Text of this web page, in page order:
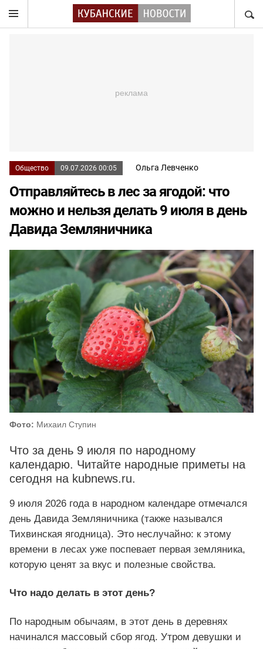
Общество 09.07.2026 00:05 Ольга Левченко
Отправляйтесь в лес за ягодой: что
можно и нельзя делать 9 июля в день
Давида Земляничника
Фото: Михаил Ступин
Что за день 9 июля по народному
календарю. Читайте народные приметы на
сегодня на kubnews.ru.
9 июля 2026 года в народном календаре отмечался
день Давида Земляничника (также назывался
Тихвинская ягодница). Это неслучайно: к этому
времени в лесах уже поспевает первая земляника,
которую ценят за вкус и полезные свойства.
Что надо делать в этот день?
По народным обычаям, в этот день в деревнях
начинался массовый сбор ягод. Утром девушки и